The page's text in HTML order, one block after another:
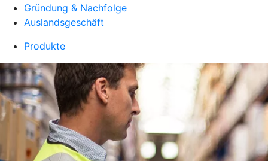
Gründung & Nachfolge
Auslandsgeschäft
Produkte